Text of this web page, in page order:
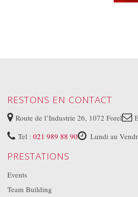
RESTONS EN CONTACT
Route de l’Industrie 26, 1072 Forel
Tel : 021 989 88 90 Lundi au
PRESTATIONS
Events
Team Building